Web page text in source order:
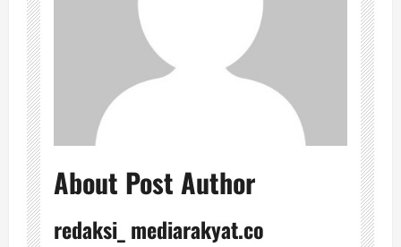
About Post Author
redaksi_ mediarakyat.co